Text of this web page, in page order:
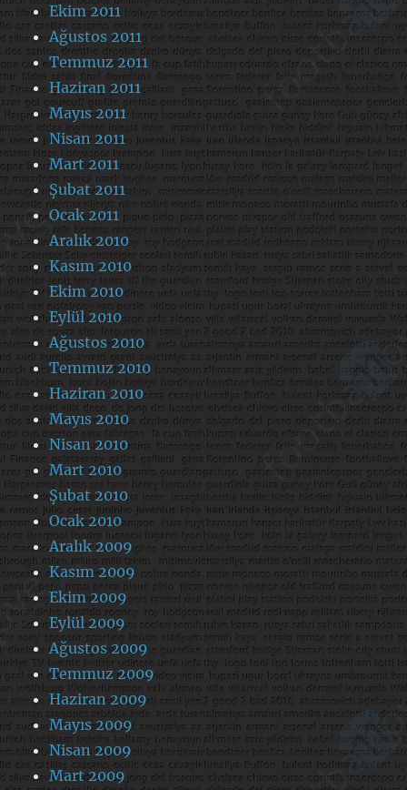
Ekim 2011
Ağustos 2011
Temmuz 2011
Haziran 2011
Mayıs 2011
Nisan 2011
Mart 2011
Şubat 2011
Ocak 2011
Aralık 2010
Kasım 2010
Ekim 2010
Eylül 2010
Ağustos 2010
Temmuz 2010
Haziran 2010
Mayıs 2010
Nisan 2010
Mart 2010
Şubat 2010
Ocak 2010
Aralık 2009
Kasım 2009
Ekim 2009
Eylül 2009
Ağustos 2009
Temmuz 2009
Haziran 2009
Mayıs 2009
Nisan 2009
Mart 2009